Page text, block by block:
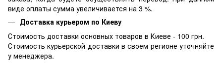
виде оплаты сумма увеличивается на 3 %.
Доставка курьером по Киеву
Стоимость доставки основных товаров в Киеве - 100 грн.
Стоимость курьерской доставки в своем регионе уточняйте
у менеджера.